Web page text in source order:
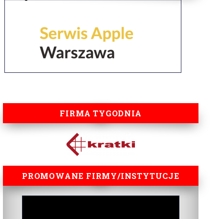
FIRMA TYGODNIA
PROMOWANE FIRMY/INSTYTUCJE